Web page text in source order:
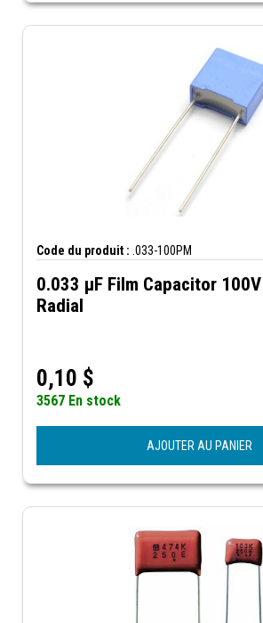
Code du produit : .033-100PM
0.033 µF Film Capacitor
Radial
0,10 $
3567 En stock
AJOUTER AU PANIER